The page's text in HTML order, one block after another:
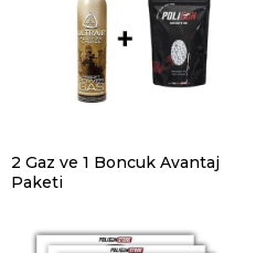
2 Gaz ve 1 Boncuk Avantaj
Paketi